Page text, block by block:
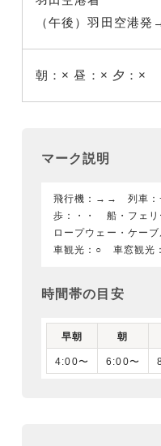
（午後）羽田空港
朝：× 昼：× 夕：×
マーク説明
飛行機：→→ 列車
歩：・・ 船・フェリ
ロープウェー・ケー
車観光：○ 車窓観光
時間帯の目安
早朝 朝
4:00〜 6:00〜